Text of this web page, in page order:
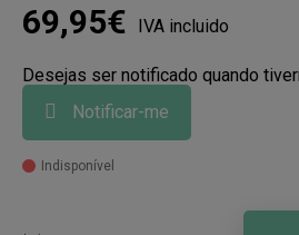
69,95€ IVA incluido
Desejas ser notificado quando
Notificar-me
Indisponível